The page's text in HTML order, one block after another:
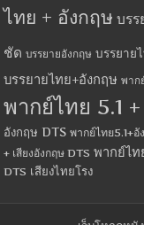
ไทย + อังกฤษ บร
ชัด บรรยายอังกฤษ บรรยาย
บรรยายไทย+อังกฤษ พาก
พากย์ไทย 5.1
อังกฤษ DTS พากย์ไทย5.1+อั
+ เสียงอังกฤษ DTS พากย์ไท
DTS เสียงไทยโรง